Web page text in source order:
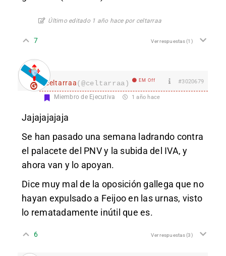
Último editado 1 año hace por celtarraa
7 Ver respuestas(1)
celtarraa(@celtarraa) EM Off #3020679
Miembro de Ejecutiva 1 año hace
Jajajajajaja
Se han pasado una semana ladrando contra
el palacete del PNV y la subida del IVA, y
ahora van y lo apoyan.
Dice muy mal de la oposición gallega que no
hayan expulsado a Feijoo en las urnas, visto
lo rematadamente inútil que es.
6 Ver respuestas(3)